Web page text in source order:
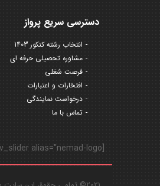
دسترسی سریع پرواز
انتخاب رشته کنکور 1403
مشاوره تحصیلی حرفه ای
فرصت شغلی
افتخارات و اعتبارات
درخواست نمایندگی
تماس با ما
[rev_slider alias="nemad-logo"]